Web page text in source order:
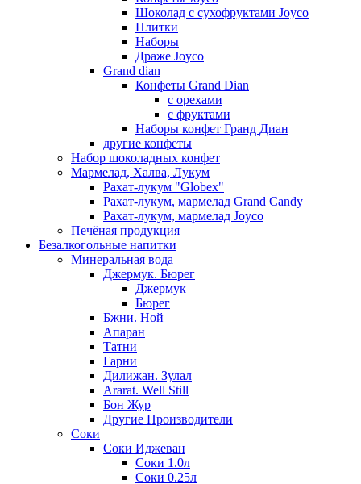
Шоколад с сухофруктами Joyco
Плитки
Наборы
Драже Joyco
Grand dian
Конфеты Grand Dian
с орехами
с фруктами
Наборы конфет Гранд Диан
другие конфеты
Набор шоколадных конфет
Мармелад, Халва, Лукум
Рахат-лукум "Globex"
Рахат-лукум, мармелад Grand Candy
Рахат-лукум, мармелад Joyco
Печёная продукция
Безалкогольные напитки
Минеральная вода
Джермук. Бюрег
Джермук
Бюрег
Бжни. Ной
Апаран
Татни
Гарни
Дилижан. Зулал
Ararat. Well Still
Бон Жур
Другие Производители
Соки
Соки Иджеван
Соки 1.0л
Соки 0.25л